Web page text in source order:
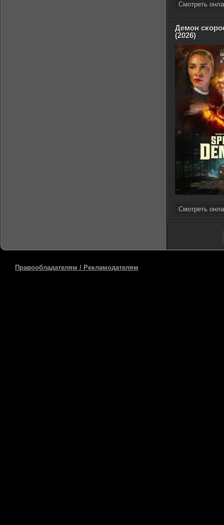
Смотреть
Демон
(2026)
Смотреть
Правообладателям / Рекламодателям